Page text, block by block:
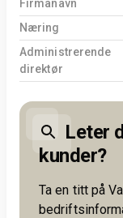
Firmanavn
Næring
Administrerende
direktør
Leter
kunder?
Ta en titt på